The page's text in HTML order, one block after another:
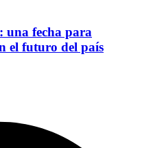
una fecha para
el futuro del país